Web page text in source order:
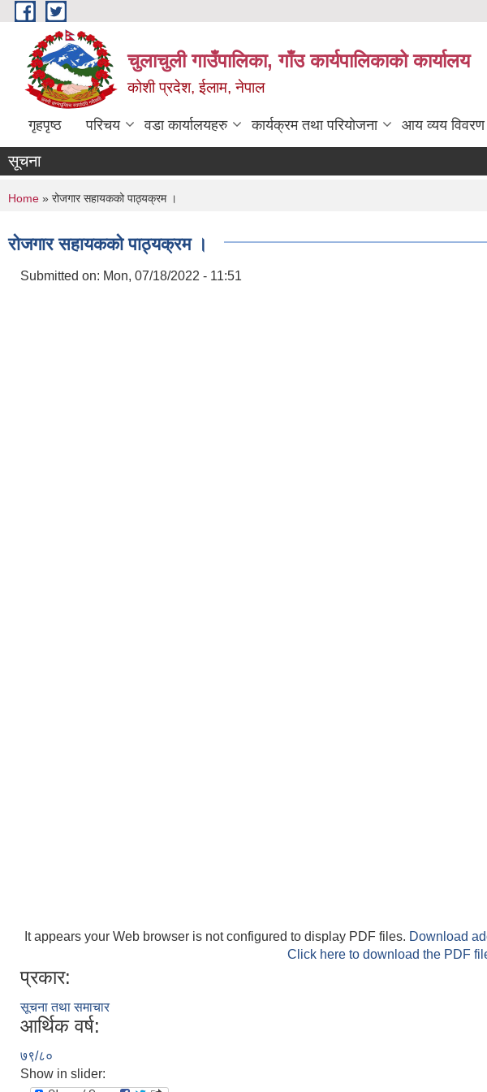
Skip to main content
चुलाचुली गाउँपालिका, गाँउ कार्यपालिकाको कार्यालय
कोशी प्रदेश, ईलाम, नेपाल
गृहपृष्ठ परिचय वडा कार्यालयहरु कार्यक्रम तथा परियोजना आय व्यय विवरण
सूचना
You are here
Home » रोजगार सहायकको पाठ्यक्रम ।
रोजगार सहायकको पाठ्यक्रम ।
Submitted on: Mon, 07/18/2022 - 11:51
It appears your Web browser is not configured to display PDF files. Download
Click here to download the PDF
प्रकार:
सूचना तथा समाचार
आर्थिक वर्ष:
७९/८०
Show in slider: